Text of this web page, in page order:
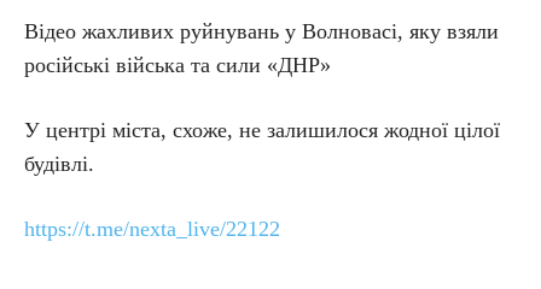
Відео жахливих руйнувань у Волновасі, яку взяли
російські війська та сили «ДНР»
У центрі міста, схоже, не залишилося жодної цілої
будівлі.
https://t.me/nexta_live/22122